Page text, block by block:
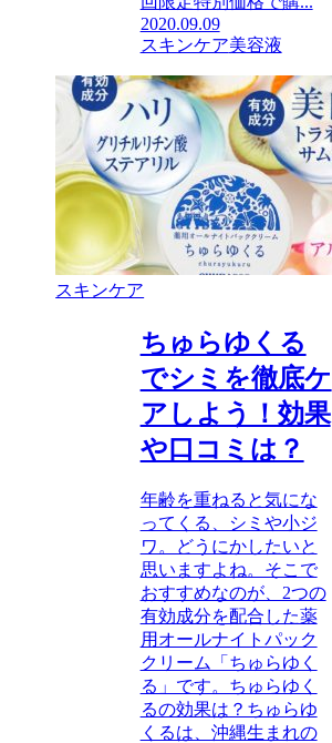
2020.09.09
スキンケア美容液
スキンケア
ちゅらゆくる
でシミを徹底ケ
アしよう！効果
や口コミは？
年齢を重ねると気にな
ってくる、シミや小ジ
ワ。どうにかしたいと
思いますよね。そこで
おすすめなのが、2つの
有効成分を配合した薬
用オールナイトパック
クリーム「ちゅらゆく
る」です。ちゅらゆく
るの効果は？ちゅらゆ
くるは、沖縄生まれの